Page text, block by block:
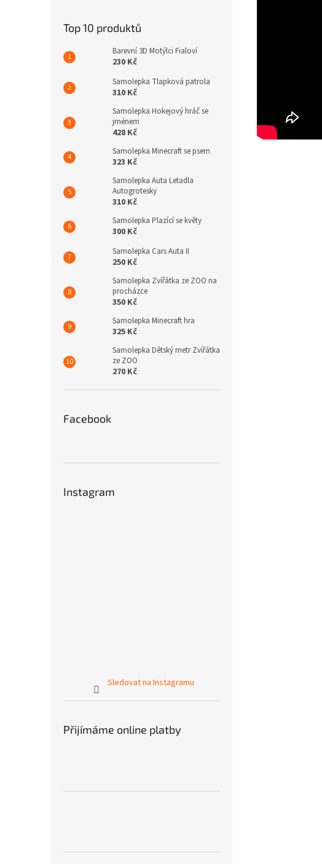
Top 10 produktů
Barevní 3D Motýlci Fialoví
230 Kč
Samolepka Tlapková patrola
310 Kč
Samolepka Hokejový hráč se
jménem
428 Kč
Samolepka Minecraft se psem
323 Kč
Samolepka Auta Letadla
Autogrotesky
310 Kč
Samolepka Plazící se květy
300 Kč
Samolepka Cars Auta II
250 Kč
Samolepka Zvířátka ze ZOO na
procházce
350 Kč
Samolepka Minecraft hra
325 Kč
Samolepka Dětský metr Zvířátka
ze ZOO
270 Kč
Facebook
Instagram
Sledovat na Instagramu
Přijímáme online platby